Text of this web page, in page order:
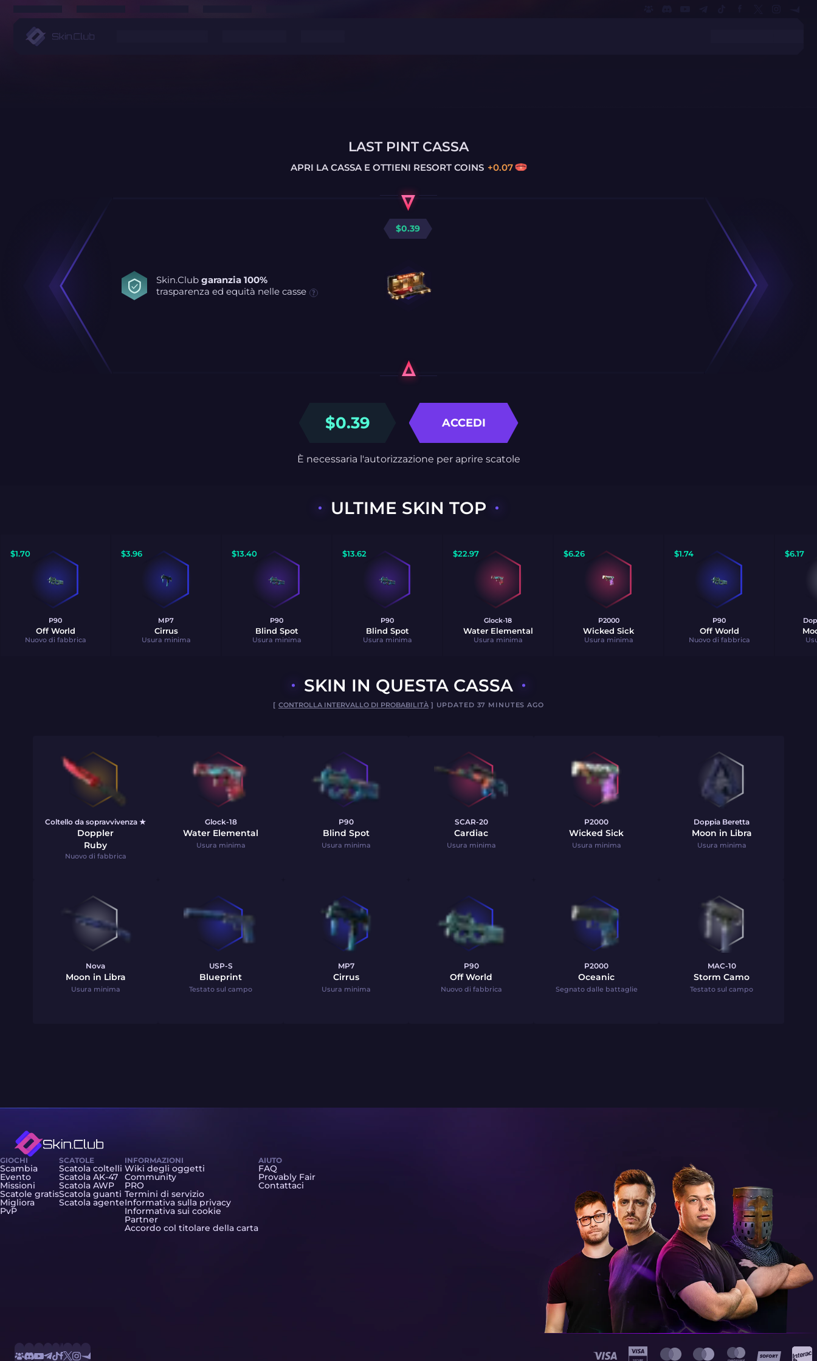
LAST PINT CASSA
APRI LA CASSA E OTTIENI RESORT COINS +0.07
Skin.Club garanzia 100%
trasparenza ed equità nelle casse
$0.39
$0.39 ACCEDI
È necessaria l'autorizzazione per aprire scatole
ULTIME SKIN TOP
$1.70
P90
Off World
Nuovo di fabbrica
$3.96
MP7
Cirrus
Usura minima
$13.40
P90
Blind Spot
Usura minima
$13.62
P90
Blind Spot
Usura minima
$22.97
Glock-18
Water Elemental
Usura minima
$6.26
P2000
Wicked Sick
Usura minima
$1.74
P90
Off World
Nuovo di fabbrica
$6.17
SKIN IN QUESTA CASSA
[ CONTROLLA INTERVALLO DI PROBABILITÀ] UPDATED 37 MINUTES AGO
Coltello da sopravvivenza ★
Doppler
Ruby
Nuovo di fabbrica
Glock-18
Water Elemental
Usura minima
P90
Blind Spot
Usura minima
SCAR-20
Cardiac
Usura minima
P2000
Wicked Sick
Usura minima
Doppia Beretta
Moon in Libra
Usura minima
Nova
Moon in Libra
Usura minima
USP-S
Blueprint
Testato sul campo
MP7
Cirrus
Usura minima
P90
Off World
Nuovo di fabbrica
P2000
Oceanic
Segnato dalle battaglie
MAC-10
Storm Camo
Testato sul campo
GIOCHI
Scambia
Evento
Missioni
Scatole gratis
Migliora
PvP
SCATOLE
Scatola coltelli
Scatola AK-47
Scatola AWP
Scatola guanti
Scatola agente
INFORMAZIONI
Wiki degli oggetti
Community
PRO
Termini di servizio
Informativa sulla privacy
Informativa sui cookie
Partner
Accordo col titolare della carta
AIUTO
FAQ
Provably Fair
Contattaci